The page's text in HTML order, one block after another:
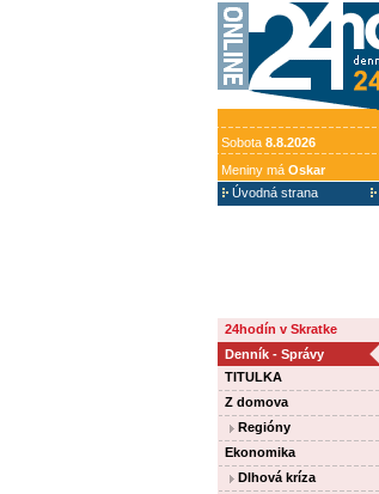
Sobota 8.8.2026
Meniny má Oskar
Úvodná strana
24hodín v Skratke
Denník - Správy
TITULKA
Z domova
Regióny
Ekonomika
Dlhová kríza